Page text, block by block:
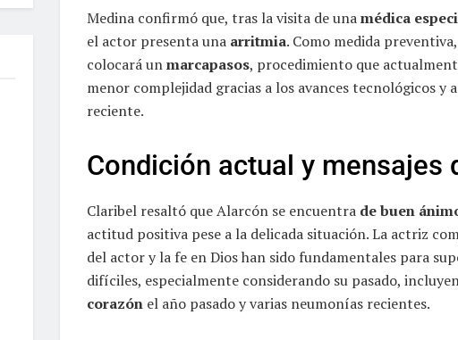
Medina confirmó que, tras la visita de unamédica
el actor presenta una arritmia. Como medida
colocará unmarcapasos, procedimiento que
menor complejidad gracias a los avances tecnológicos y
reciente.
Condición actual y mensajes
Claribel resaltó que Alarcón se encuentra de buen
actitud positiva pese a la delicada situación. La actriz
del actor y la fe en Dios han sido fundamentales para
difíciles, especialmente considerando su pasado,
corazón el año pasado y varias neumonías recientes.